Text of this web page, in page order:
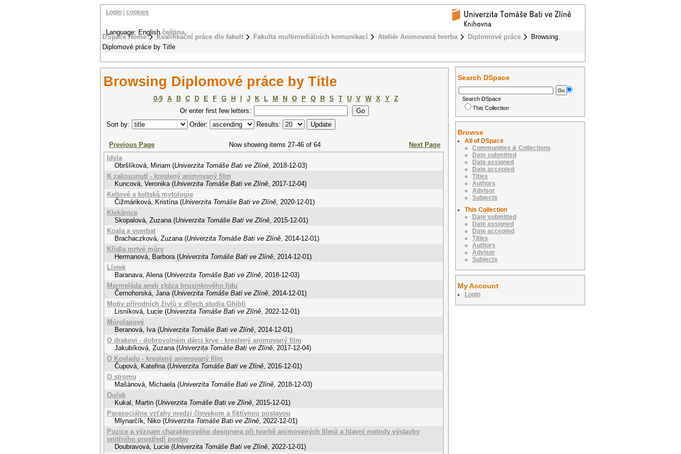
DSpace Home Kvalifikační práce dle fakult Fakulta multimediálních komunikací Ateliér Animovaná tvorba Diplomové práce
Browsing
Diplomové práce by Title
Login cookies
Language: Englishčeština
Browsing Diplomové práce by Title
0-9 A B C D E F G H J K L M N O P Q R S T U V W X Y
Z
Or enter first few letters:
Sort by:
Order: Results:
Previous Page Now showing items 27-46 of 64
Next Page
Idyla
Obršlíková, Miriam (Univerzita Tomáše Bati ve Zlíně, 2018-12-03)
K zakousnutí - kreslený animovaný film
Kuncová, Veronika (Univerzita Tomáše Bati ve Zlíně, 2017-12-04)
Keltové a keltská mytologie
Čižmáriková, Kristína (Univerzita Tomáše Bati ve Zlíně, 2020-12-01)
Klekánice
Skopalová, Zuzana (Univerzita Tomáše Bati ve Zlíně, 2015-12-01)
Koala a vombat
Brachaczková, Zuzana (Univerzita Tomáše Bati ve Zlíně, 2014-12-01)
Křídla mrtvé můry
Hermanová, Barbora (Univerzita Tomáše Bati ve Zlíně, 2014-12-01)
Lístek
Baranava, Alena (Univerzita Tomáše Bati ve Zlíně, 2018-12-03)
Marmeláda aneb zkáza brusinkového lidu
Černohorská, Jana (Univerzita Tomáše Bati ve Zlíně, 2014-12-01)
Motiv přírodních živlů v dílech studia Ghibli
Lisníková, Lucie (Univerzita Tomáše Bati ve Zlíně, 2022-12-01)
Můrolapové
Beranová, Iva (Univerzita Tomáše Bati ve Zlíně, 2014-12-01)
O drakovi - dobrovolném dárci krve - kreslený animovaný film
Jakubíková, Zuzana (Univerzita Tomáše Bati ve Zlíně, 2017-12-04)
O Kovladu - kreslený animovaný film
Čupová, Kateřina (Univerzita Tomáše Bati ve Zlíně, 2016-12-01)
O stromu
Mašánová, Michaela (Univerzita Tomáše Bati ve Zlíně, 2018-12-03)
Ouřek
Kukal, Martin (Univerzita Tomáše Bati ve Zlíně, 2015-12-01)
Parasociálne vzťahy medzi človekom a fiktívnou postavou
Mlynarčík, Niko (Univerzita Tomáše Bati ve Zlíně, 2022-12-01)
Pozice a význam charakterového designera při tvorbě animovaných filmů a hlavní metody výstavby
vnitřního prostředí postav
Doubravová, Lucie (Univerzita Tomáše Bati ve Zlíně, 2022-12-01)
Search DSpace
Search DSpace
This Collection
Browse
All of DSpace
Communities & Collections
Date submitted
Date assigned
Date accepted
Titles
Authors
Advisor
Subjects
This Collection
Date submitted
Date assigned
Date accepted
Titles
Authors
Advisor
Subjects
My Account
Login